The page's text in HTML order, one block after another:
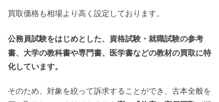
買取価格も相場より高く設定しております。
公務員試験をはじめとした、 資格試験・就職試験の参考
書、
大学の教科書や専門書、医学書などの教材の買取に特
化しています。
そのため、対象を絞って訴求することができ、古本全般を